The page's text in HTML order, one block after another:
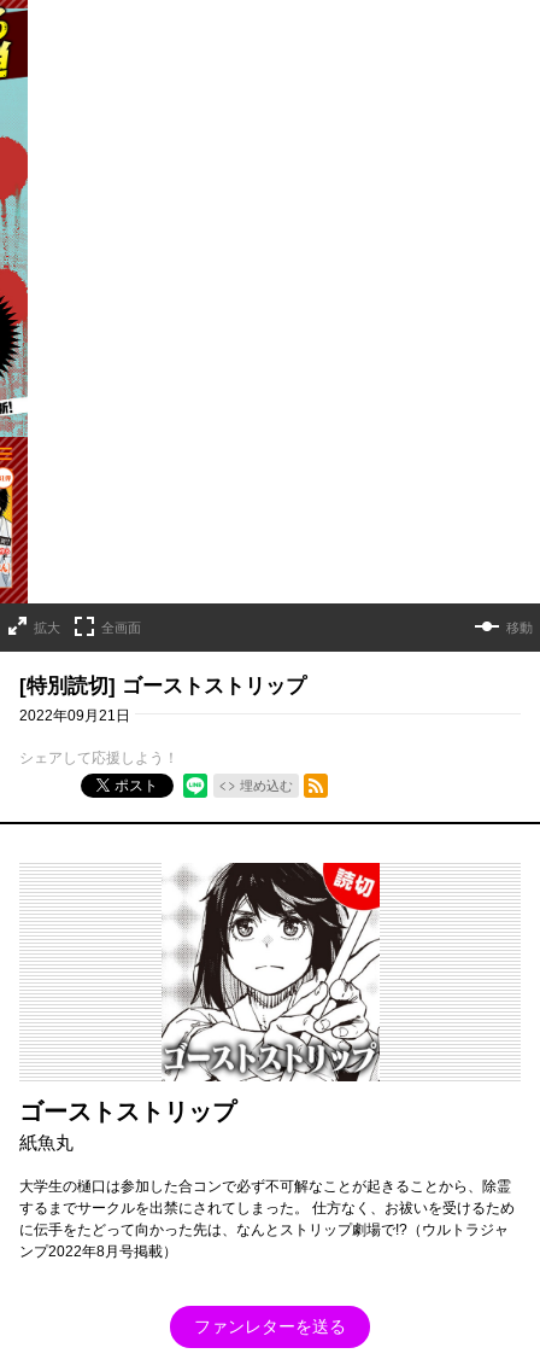
拡大 全画面 移動
[特別読切] ゴーストストリップ
2022年09月21日
シェアして応援しよう！
ポスト
埋め込む
RSSフィード
ゴーストストリップ
紙魚丸
大学生の樋口は参加した合コンで必ず不可解なことが起きることから、除霊
するまでサークルを出禁にされてしまった。 仕方なく、お祓いを受けるため
に伝手をたどって向かった先は、なんとストリップ劇場で!?（ウルトラジャ
ンプ2022年8月号掲載）
ファンレターを送る